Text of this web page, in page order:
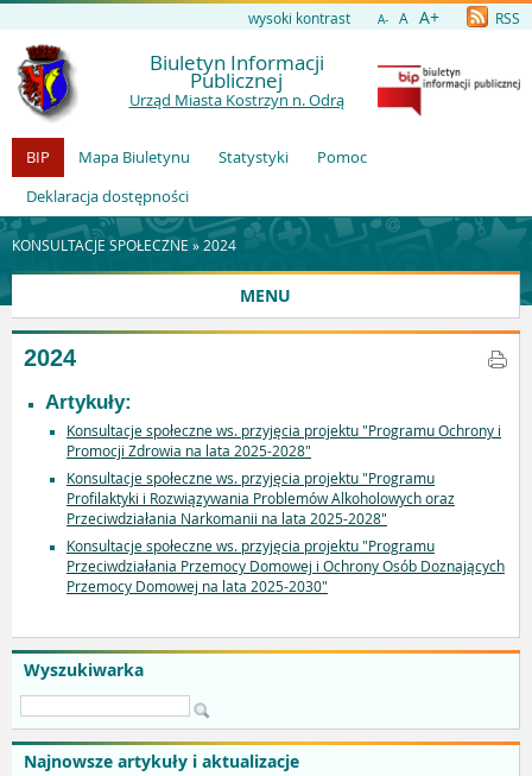
wysoki kontrast A- A A+ RSS
Biuletyn Informacji
Publicznej
Urząd Miasta Kostrzyn n. Odrą
BIP Mapa Biuletynu Statystyki
Pomoc
Deklaracja dostępności
KONSULTACJE SPOŁECZNE » 2024
MENU
Wyszukiwarka
Najnowsze artykuły i aktualizacje
2024
Artykuły:
Konsultacje społeczne ws. przyjęcia projektu "Programu Ochrony i
Promocji Zdrowia na lata 2025-2028"
Konsultacje społeczne ws. przyjęcia projektu "Programu
Profilaktyki i Rozwiązywania Problemów Alkoholowych oraz
Przeciwdziałania Narkomanii na lata 2025-2028"
Konsultacje społeczne ws. przyjęcia projektu "Programu
Przeciwdziałania Przemocy Domowej i Ochrony Osób Doznających
Przemocy Domowej na lata 2025-2030"